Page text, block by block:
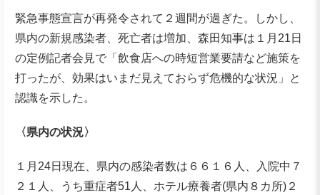
緊急事態宣言が再発令されて２週間が過ぎた。しかし、
県内の新規感染者、死亡者は増加、森田知事は１月21日
の定例記者会見で「飲食店への時短営業要請など施策を
打ったが、効果はいまだ見えておらず危機的な状況」と
認識を示した。
〈県内の状況〉
１月24日現在、県内の感染者数は６６１６人、入院中７
２１人、うち重症者51人、ホテル療養者(県内８カ所)２